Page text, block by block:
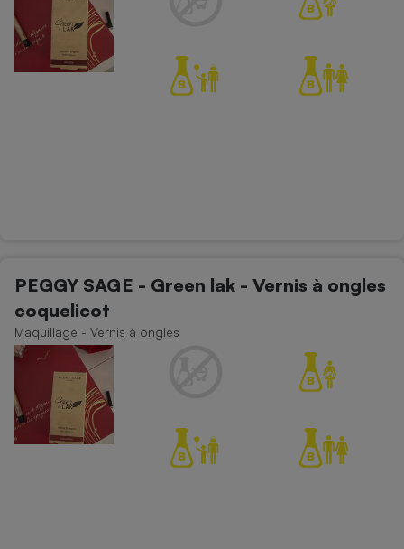
PEGGY SAGE - Green lak - Vernis à ongles
coquelicot
Maquillage - Vernis à ongles